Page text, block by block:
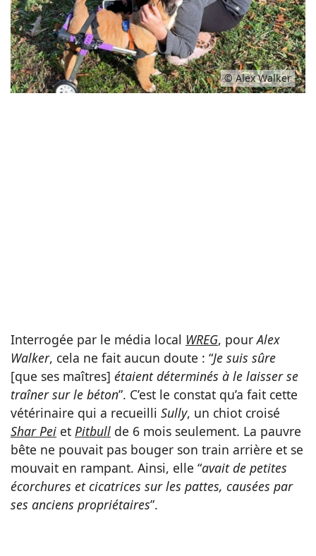
© Alex Walker
Interrogée par le média local WREG, pourAlex
Walker, cela ne fait aucun doute : “Je suis sûre
[que ses maîtres] étaient déterminés à le laisser se
traîner sur le béton”. C’est le constat qu’a fait cette
vétérinaire qui a recueilli Sully, un chiot croisé
Shar Pei et Pitbull de 6 mois seulement. La pauvre
bête ne pouvait pas bouger son train arrière et se
mouvait en rampant. Ainsi, elle “avait de petites
écorchures et cicatrices sur les pattes, causées par
ses anciens propriétaires”.